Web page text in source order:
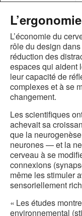
L’économie du
rôle du design
réduction des
espaces qui aident
leur capacité de
complexes et à se
changement.
Les scientifiques
achevait sa
que la
neurones — et la
cerveau à se
connexions
même les stimuler
sensoriellement
« Les études
environnemental